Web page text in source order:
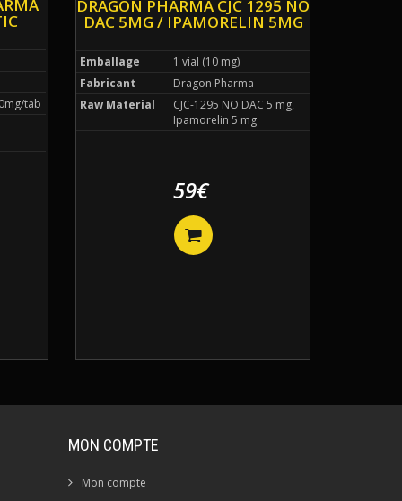
tab
DRAGON PHARMA CJC 1295 NO
DAC 5MG / IPAMORELIN 5MG
Emballage
1 vial (10 mg)
Fabricant
Dragon Pharma
Raw Material
CJC-1295 NO DAC 5 mg,
Ipamorelin 5 mg
59€
MON COMPTE
Mon compte